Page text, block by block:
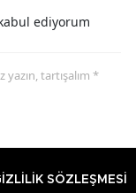
ediyorum
tartışalım *
SÖZLEŞMESİ